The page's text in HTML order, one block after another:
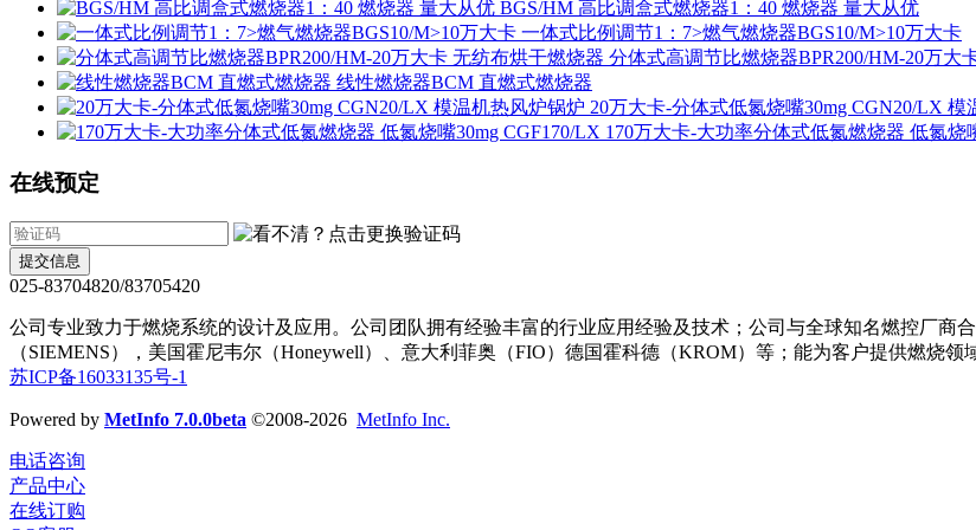
BGS/HM 高比调盒式燃烧器1：40 燃烧器 量大从优
一体式比例调节1：7>燃气燃烧器BGS10/M>10万大卡
分体式高调节比燃烧器BPR200/HM-20万大
线性燃烧器BCM 直燃式燃烧器
20万大卡-分体式低氮烧嘴30mg CGN20/LX 模
170万大卡-大功率分体式低氮燃烧器 低氮烧
在线预定
提交信息
025-83704820/83705420
公司专业致力于燃烧系统的设计及应用。公司团队拥有经验丰富的行业应用经验及技术；公司与全球知名燃控厂商
（SIEMENS），美国霍尼韦尔（Honeywell）、意大利菲奥（FIO）德国霍科德（KROM）等；能为客户提供燃烧领
苏ICP备16033135号-1
Powered by MetInfo 7.0.0beta ©2008-2026 MetInfo Inc.
电话咨询
产品中心
在线订购